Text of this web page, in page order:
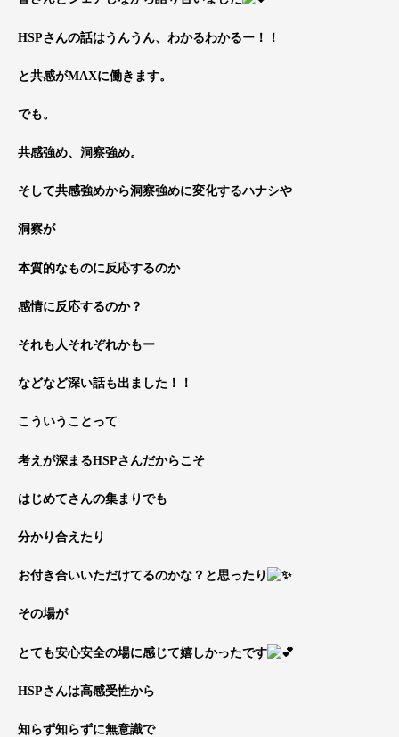
HSPさんの話はうんうん、わかるわかるー！！
と共感がMAXに働きます。
でも。
共感強め、洞察強め。
そして共感強めから洞察強めに変化するハナシや
洞察が
本質的なものに反応するのか
感情に反応するのか？
それも人それぞれかもー
などなど深い話も出ました！！
こういうことって
考えが深まるHSPさんだからこそ
はじめてさんの集まりでも
分かり合えたり
お付き合いいただけてるのかな？と思ったり
その場が
とても安心安全の場に感じて嬉しかったです
HSPさんは高感受性から
知らず知らずに無意識で